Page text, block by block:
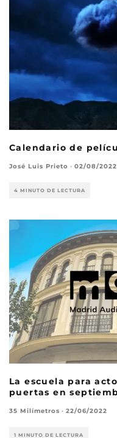
Calendario de
José Luis Prieto · 02/08/2022
4 MINUTO DE LECTURA
La escuela para
puertas en
35 Milímetros · 22/06/2022
1 MINUTO DE LECTURA